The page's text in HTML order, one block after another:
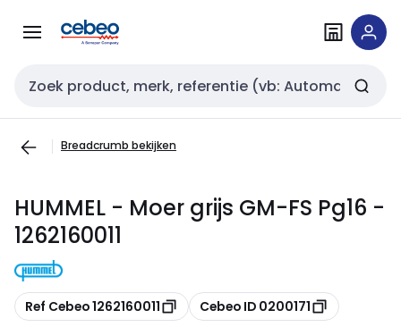
naar
naar
Zoekveld invoer
Breadcrumb bekijken
HUMMEL - Moer grijs GM-FS Pg16 -
1262160011
Kopiëren
Ref Cebeo 1262160011 Kopiëren
Cebeo ID 0200171